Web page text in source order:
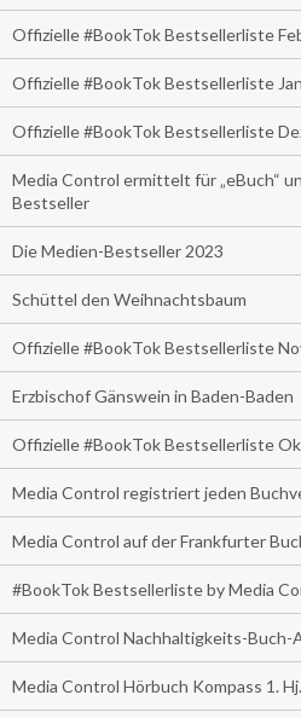
Offizielle #BookTok Bestsellerliste
Offizielle #BookTok Bestsellerliste
Offizielle #BookTok Bestsellerliste
Media Control ermittelt für „eBuch“
Bestseller
Die Medien-Bestseller 2023
Schüttel den Weihnachtsbaum
Offizielle #BookTok Bestsellerliste
Erzbischof Gänswein in Baden-Baden
Offizielle #BookTok Bestsellerliste
Media Control registriert jeden
Media Control auf der Frankfurter
#BookTok Bestsellerliste by Media
Media Control Nachhaltigkeits-Buch-
Media Control Hörbuch Kompass 1.